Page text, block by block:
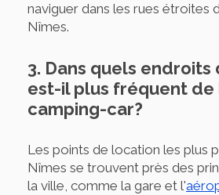
naviguer dans les rues étroites
Nîmes.
3. Dans quels endroits
est-il plus fréquent de
camping-car?
Les points de location les plus
Nîmes se trouvent près des
la ville, comme la gare et l'